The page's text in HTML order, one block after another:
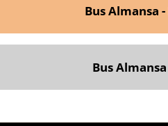
Bus Almansa
Bus